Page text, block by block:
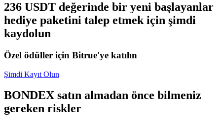
236 USDT değerinde bir yeni başlayanlar
hediye paketini talep etmek için şimdi
kaydolun
Özel ödüller için Bitrue'ye katılın
Şimdi Kayıt Olun
BONDEX satın almadan önce bilmeniz
gereken riskler